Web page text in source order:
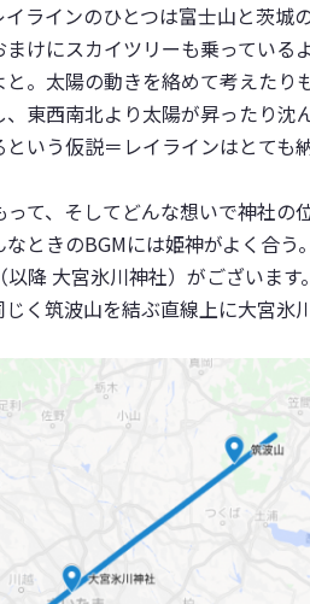
ラインのひとつは富士山と茨城
けにスカイツリーも乗っている
。太陽の動きを絡めて考えたり
東西南北より太陽が昇ったり沈
いう仮説＝レイラインはとても
て、そしてどんな想いで神社の
ときのBGMには姫神がよく合う。
降 大宮氷川神社）がございます
く筑波山を結ぶ直線上に大宮氷